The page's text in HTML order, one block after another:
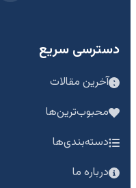
دسترسی سریع
آخرین مقالات
محبوب‌ترین‌ها
دسته‌بندی‌ها
درباره ما